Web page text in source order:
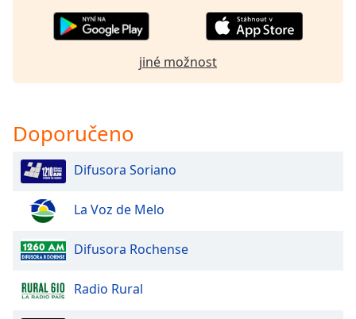
Text
Font
Family
Done
Close
Dialog
jiné možnost
Doporučeno
Difusora Soriano
La Voz de Melo
Difusora Rochense
Radio Rural